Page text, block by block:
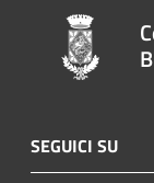
SEGUICI SU